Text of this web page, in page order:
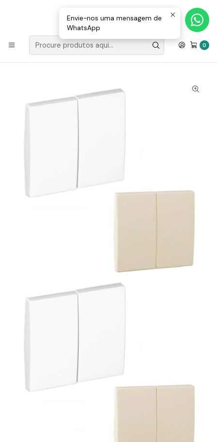
0
Loja Valongo: 220 150 143 (chamada para a rede fixa nacional) «»
E-mail: geral@movenergy.pt
Início MATERIAL ELÉTRICO
LOGUS 90
TECLAS/CENTROS
50611T Efapel Tecla Dupla Apolo 5000
Envie-nos uma mensagem de
WhatsApp